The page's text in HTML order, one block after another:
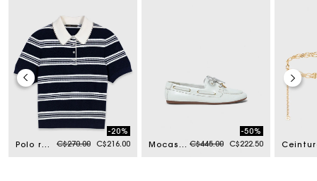
Polo rayé avec strass sur le col Price reduced from
C$270.00to
-20%
C$216.00
Mocassin bateau en cuir Price reduced from
C$445.00to
-50%
C$222.50